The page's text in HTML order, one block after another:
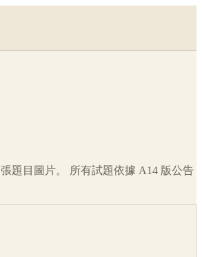
張題目圖片。 所有試題依據 A14 版公告